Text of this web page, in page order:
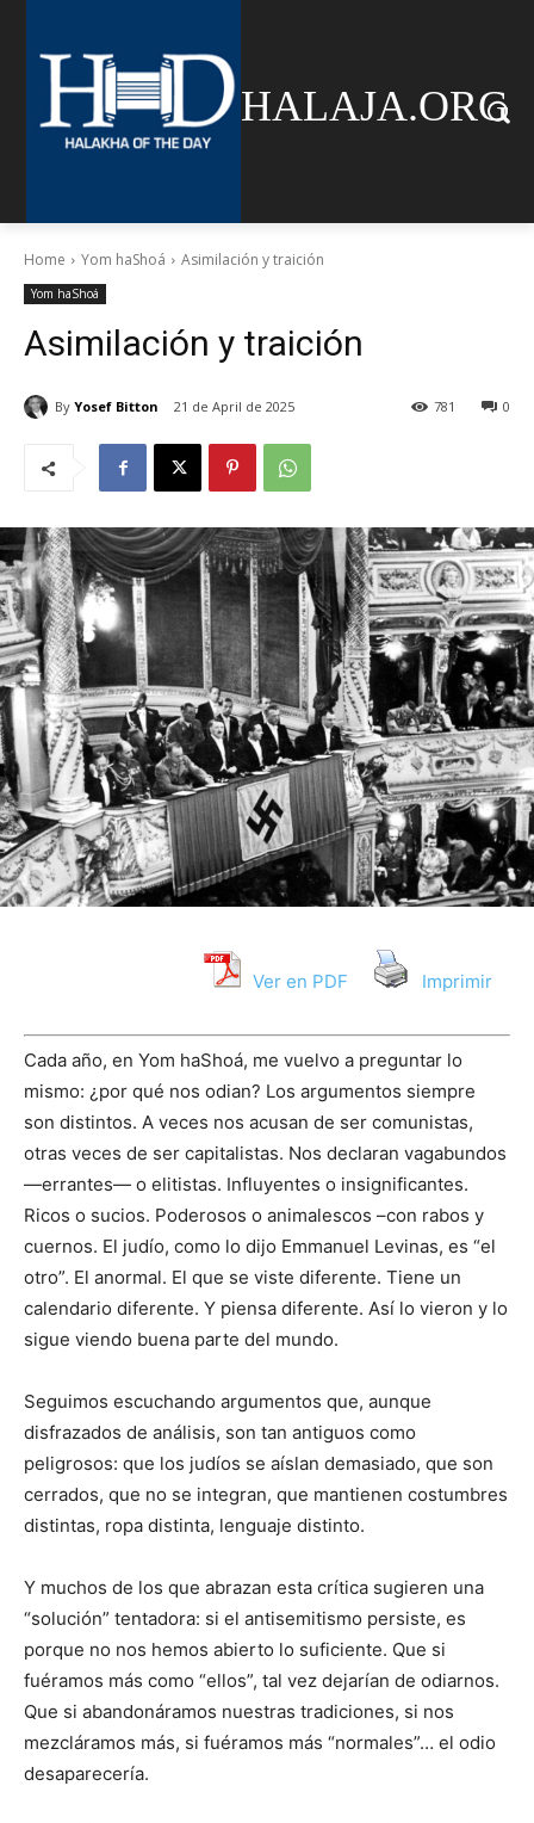
HALAJA.ORG
Home Yom haShoá Asimilación y traición
Yom haShoá
Asimilación y traición
By Yosef Bitton 21 de April de 2025 0
781
Ver en PDF Imprimir
Cada año, en Yom haShoá, me vuelvo a preguntar lo
mismo: ¿por qué nos odian? Los argumentos siempre
son distintos. A veces nos acusan de ser comunistas,
otras veces de ser capitalistas. Nos declaran vagabundos
—errantes— o elitistas. Influyentes o insignificantes.
Ricos o sucios. Poderosos o animalescos –con rabos y
cuernos. El judío, como lo dijo Emmanuel Levinas, es “el
otro”. El anormal. El que se viste diferente. Tiene un
calendario diferente. Y piensa diferente. Así lo vieron y lo
sigue viendo buena parte del mundo.
Seguimos escuchando argumentos que, aunque
disfrazados de análisis, son tan antiguos como
peligrosos: que los judíos se aíslan demasiado, que son
cerrados, que no se integran, que mantienen costumbres
distintas, ropa distinta, lenguaje distinto.
Y muchos de los que abrazan esta crítica sugieren una
“solución” tentadora: si el antisemitismo persiste, es
porque no nos hemos abierto lo suficiente. Que si
fuéramos más como “ellos”, tal vez dejarían de odiarnos.
Que si abandonáramos nuestras tradiciones, si nos
mezcláramos más, si fuéramos más “normales”… el odio
desaparecería.